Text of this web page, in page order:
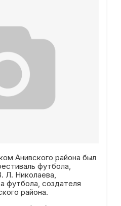
Анивского района был
футбола,
Л. Николаева,
футбола, создателя
района.